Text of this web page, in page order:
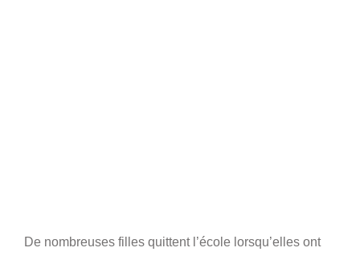
De nombreuses filles quittent l’école lorsqu’elles ont